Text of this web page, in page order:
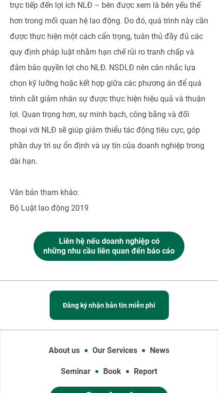
trực tiếp đến lợi ích NLĐ – bên được xem là bên yếu thế
hơn trong mối quan hệ lao động. Do đó, quá trình này cần
được thực hiện một cách cẩn trọng, tuân thủ đầy đủ các
quy định pháp luật nhằm hạn chế rủi ro tranh chấp và
đảm bảo quyền lợi cho NLĐ. NSDLĐ nên cân nhắc lựa
chọn kỹ lưỡng hoặc kết hợp giữa các phương án để quá
trình cắt giảm nhân sự được thực hiện hiệu quả và thuận
lợi. Quan trọng hơn, sự minh bạch, công bằng và đối
thoại với NLĐ sẽ giúp giảm thiểu tác động tiêu cực, góp
phần duy trì sự ổn định và uy tín của doanh nghiệp trong
dài hạn.
Văn bản tham khảo:
Bộ Luật lao động 2019
Liên hệ nếu doanh nghiệp có
những nhu cầu liên quan đến báo cáo
Đăng ký nhận bản tin miễn phí
About us Our Services News
Seminar Book Report